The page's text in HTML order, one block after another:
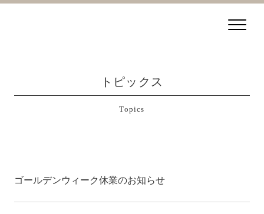
トピックス
Topics
ゴールデンウィーク休業のお知らせ